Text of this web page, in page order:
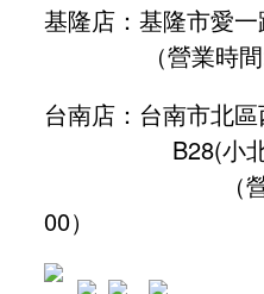
基隆店：基隆市愛一
（營業時間
台南店：台南市北
B28(
00）